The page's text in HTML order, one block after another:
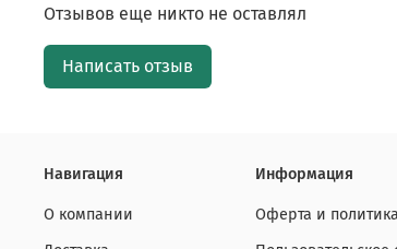
Отзывов еще никто не оставлял
Написать отзыв
Навигация
О компании
Информация
Оферта и